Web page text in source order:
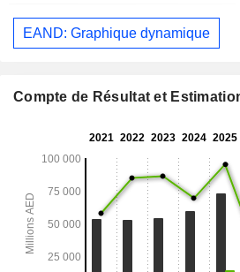
EAND: Graphique dynamique
Compte de Résultat et